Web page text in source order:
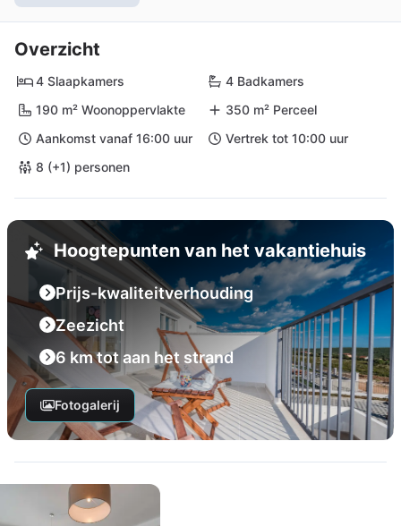
Overzicht
4 Slaapkamers
4 Badkamers
190 m² Woonoppervlakte
350 m² Perceel
Aankomst vanaf 16:00 uur
Vertrek tot 10:00 uur
8 (+1) personen
Hoogtepunten van het vakantiehuis
Prijs-kwaliteitverhouding
Zeezicht
6 km tot aan het strand
Fotogalerij